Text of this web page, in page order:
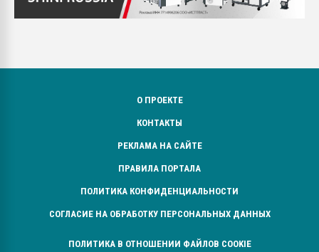
О ПРОЕКТЕ
КОНТАКТЫ
РЕКЛАМА НА САЙТЕ
ПРАВИЛА ПОРТАЛА
ПОЛИТИКА КОНФИДЕНЦИАЛЬНОСТИ
СОГЛАСИЕ НА ОБРАБОТКУ ПЕРСОНАЛЬНЫХ ДАННЫХ
ПОЛИТИКА В ОТНОШЕНИИ ФАЙЛОВ COOKIE